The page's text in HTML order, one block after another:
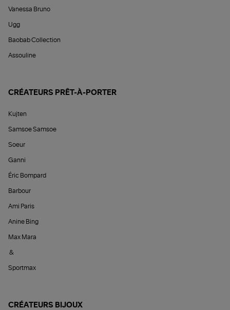
Vanessa Bruno
Ugg
Baobab Collection
Assouline
CRÉATEURS PRÊT-À-PORTER
Kujten
Samsoe Samsoe
Soeur
Ganni
Éric Bompard
Barbour
Ami Paris
Anine Bing
Max Mara
&
Sportmax
CRÉATEURS BIJOUX